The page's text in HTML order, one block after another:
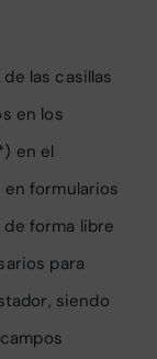
las casillas
en los
en el
formularios
forma libre
para
siendo